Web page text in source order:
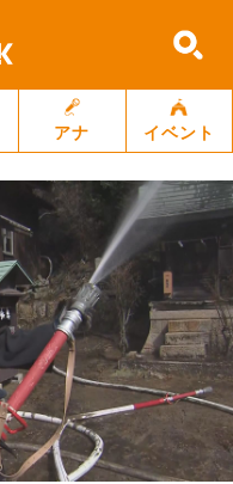
アナ イベント